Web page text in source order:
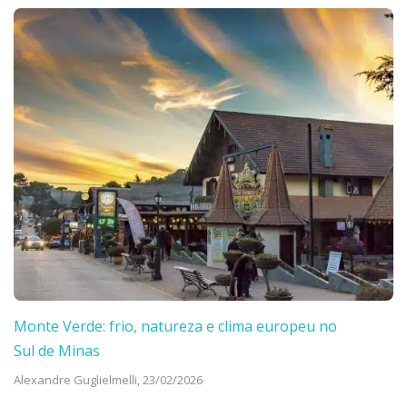
Monte Verde: frio, natureza e clima europeu no
Sul de Minas
Alexandre Guglielmelli, 23/02/2026